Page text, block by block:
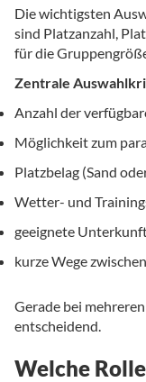
Die wichtigsten
sind Platzanzahl,
für die
Zentrale
Anzahl der
Möglichkeit zum
Platzbelag (Sand
Wetter- und
geeignete
kurze Wege
Gerade bei
entscheidend.
Welche